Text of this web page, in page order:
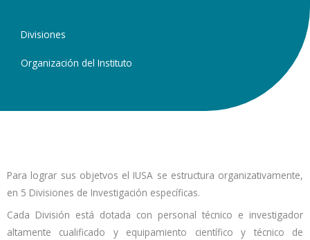
Divisiones
Organización del Instituto
Para lograr sus objetvos el IUSA se estructura organizativamente,
en 5 Divisiones de Investigación específicas.
Cada División está dotada con personal técnico e investigador
altamente cualificado y equipamiento científico y técnico de